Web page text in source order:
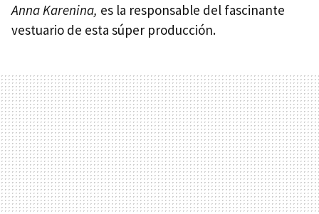
Anna Karenina, es la responsable del fascinante
vestuario de esta súper producción.